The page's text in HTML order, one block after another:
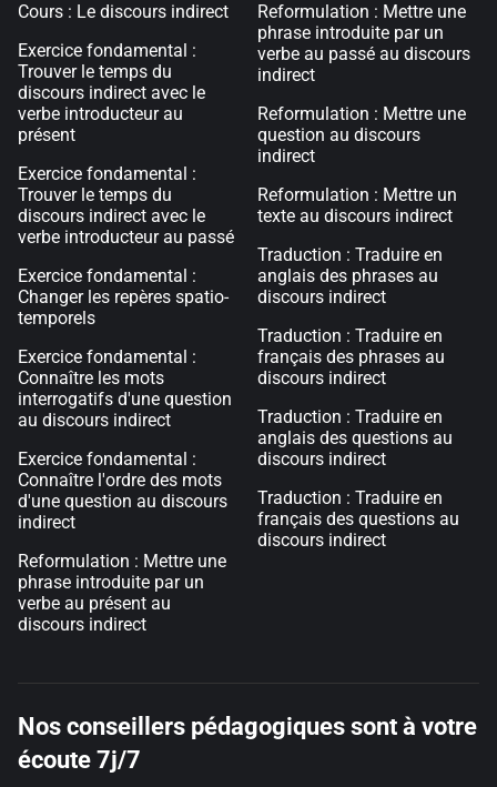
Cours : Le discours indirect
Exercice fondamental :
Trouver le temps du
discours indirect avec le
verbe introducteur au
présent
Exercice fondamental :
Trouver le temps du
discours indirect avec le
verbe introducteur au passé
Exercice fondamental :
Changer les repères spatio-
temporels
Exercice fondamental :
Connaître les mots
interrogatifs d'une question
au discours indirect
Exercice fondamental :
Connaître l'ordre des mots
d'une question au discours
indirect
Reformulation : Mettre une
phrase introduite par un
verbe au présent au
discours indirect
Reformulation : Mettre une
phrase introduite par un
verbe au passé au discours
indirect
Reformulation : Mettre une
question au discours
indirect
Reformulation : Mettre un
texte au discours indirect
Traduction : Traduire en
anglais des phrases au
discours indirect
Traduction : Traduire en
français des phrases au
discours indirect
Traduction : Traduire en
anglais des questions au
discours indirect
Traduction : Traduire en
français des questions au
discours indirect
Nos conseillers pédagogiques sont à votre
écoute 7j/7